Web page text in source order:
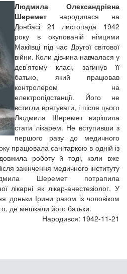
Людмила Олександрівна
Шеремет народилася на
Донбасі 21 листопада 1942
року в окупованій німцями
Макіївці під час Другої світової
війни. Коли дівчина навчалася у
дев’ятому класі, загинув її
батько, який працював
контролером на
електропідстанції. Його не
встигли врятувати, і після цього
Людмила Шеремет вирішила
стати лікарем. Не вступивши з
першого разу до медичного
працювала санітаркою в одній із
роботу й тоді, коли вже
закінчення медичного інституту
Шеремет потрапила
лікарні як лікар-анестезіолог. У
доньки Ірини разом із чоловіком
де мешкали його батьки.
Народився: 1942-11-21